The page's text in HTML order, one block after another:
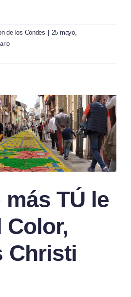
de los Condes | 25 mayo,
más TÚ le
Color,
Christi